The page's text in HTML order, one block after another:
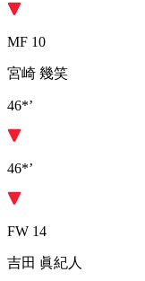
MF 10
宮崎 幾笑
46*’
46*’
FW 14
吉田 眞紀人